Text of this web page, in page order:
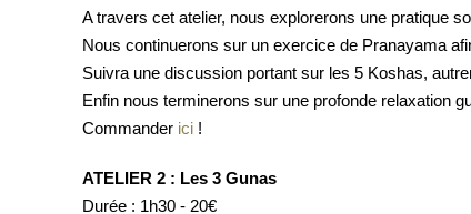
A travers cet atelier, nous explorerons une pratique
Nous continuerons sur un exercice de Pranayama
Suivra une discussion portant sur les 5 Koshas,
Enfin nous terminerons sur une profonde relaxation
Commander ici !
ATELIER 2 : Les 3 Gunas
Durée : 1h30 - 20€